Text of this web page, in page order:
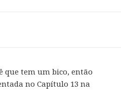
que tem um bico, então
no Capítulo 13 na